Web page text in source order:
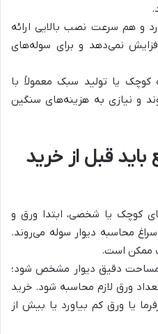
و هم سرعت نصب بالایی ارائه
نمی‌دهد و برای سوله‌های
کوچک یا تولید سبک معمولاً با
و نیازی به هزینه‌های سنگین
باید قبل از خرید
کوچک یا شخصی، ابتدا ورق و
محاسبه دیوار سوله می‌روند.
ممکن است.
مساحت دقیق دیوار مشخص شود؛
ورق لازم محاسبه شود. خرید
یا ورق کم بیاورد یا بیش از